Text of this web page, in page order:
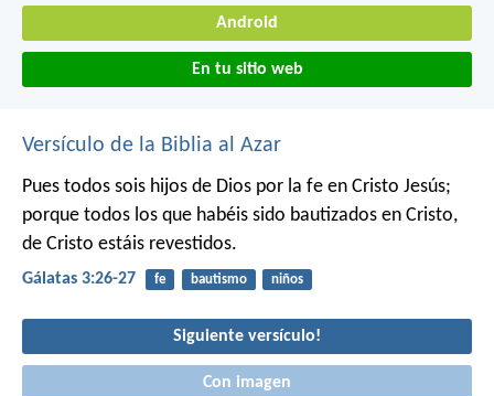
Android
En tu sitio web
Versículo de la Biblia al Azar
Pues todos sois hijos de Dios por la fe en Cristo Jesús;
porque todos los que habéis sido bautizados en Cristo,
de Cristo estáis revestidos.
Gálatas 3:26-27 fe bautismo niños
Siguiente versículo!
Con imagen